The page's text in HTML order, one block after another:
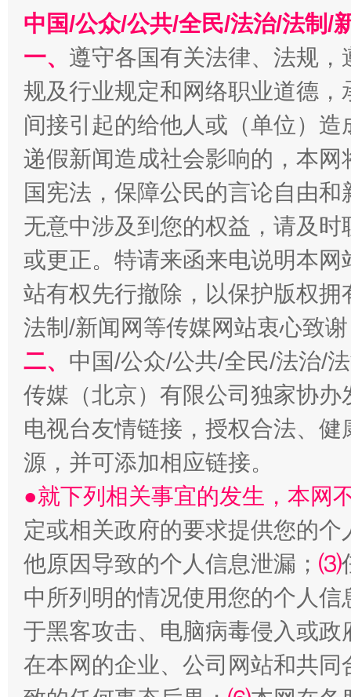
千年窑火 生生不息 一
揭开“小金库”的免责幌子
受贿1.44亿！段成刚被判无期 从幼
中国/公众/公共/全民/法治/法制/
一、 遵守各国有关法律、法规
规及行业规定和网络职业道德
间接引起的给他人或（单位）
递假新闻造成社会影响的，本
国宪法，保障公民的言论自由
无意中涉及到您的权益，请及
或更正。特请来函来电说明本
站有权先行撤除，以保护版权
法制/新闻网等传媒网站衷心致
二、 中国/公众/公共/全民/法治/
传媒（北京）有限公司独家协
电视台友情链接，授权合法、
源，并可添加相应链接。
●就下列相关事宜的发生，本网
定或相关政府的要求提供您的个
他原因导致的个人信息泄漏； ⑶
中所列明的情况使用您的个人
于黑客攻击、电脑病毒侵入或
在本网的企业、公司网站和共